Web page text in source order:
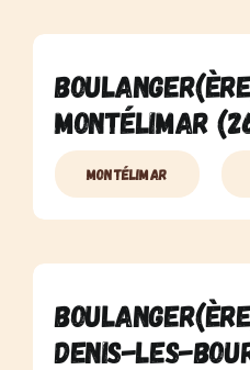
Montélimar
Montélimar
Denis-Les-